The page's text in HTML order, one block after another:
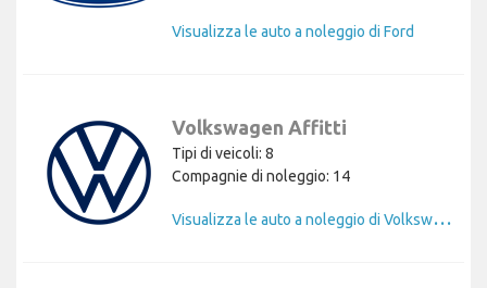
Visualizza le auto a noleggio di Ford
Volkswagen Affitti
Tipi di veicoli: 8
Compagnie di noleggio: 14
V
isualizza le auto a noleggio di Volkswagen